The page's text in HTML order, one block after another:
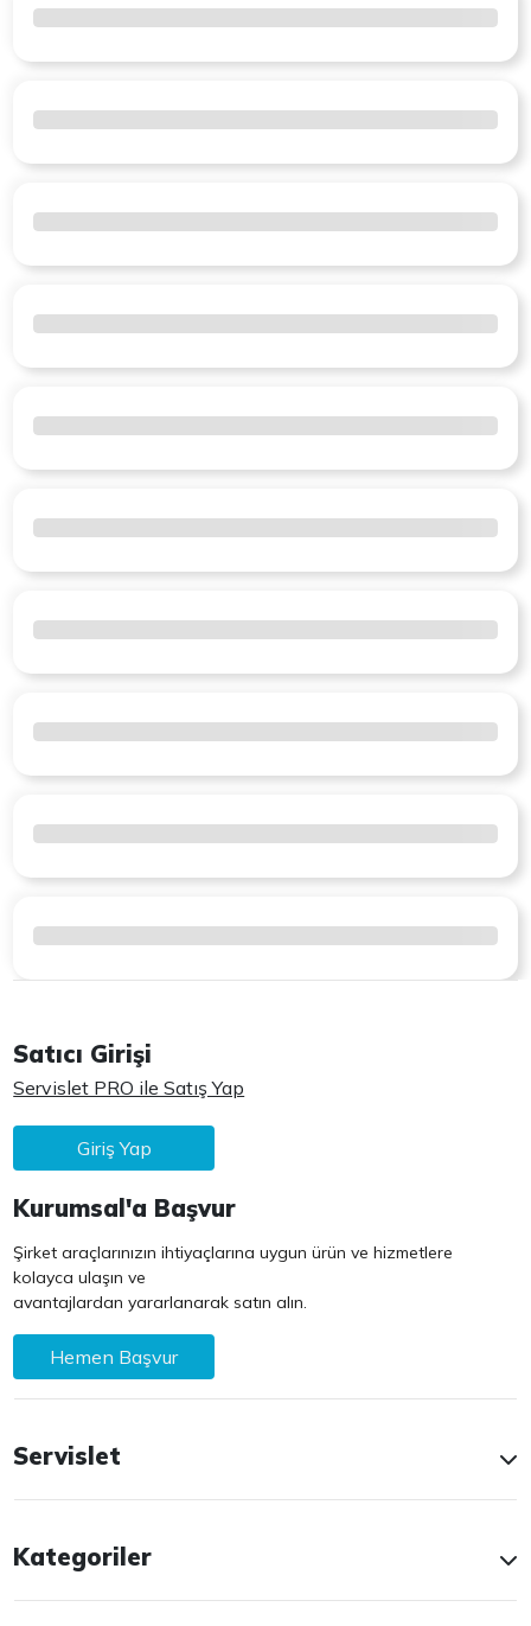
Satıcı Girişi
Servislet PRO ile Satış Yap
Giriş Yap
Kurumsal'a Başvur
Şirket araçlarınızın ihtiyaçlarına uygun ürün ve hizmetlere
kolayca ulaşın ve
avantajlardan yararlanarak satın alın.
Hemen Başvur
Servislet
Kategoriler